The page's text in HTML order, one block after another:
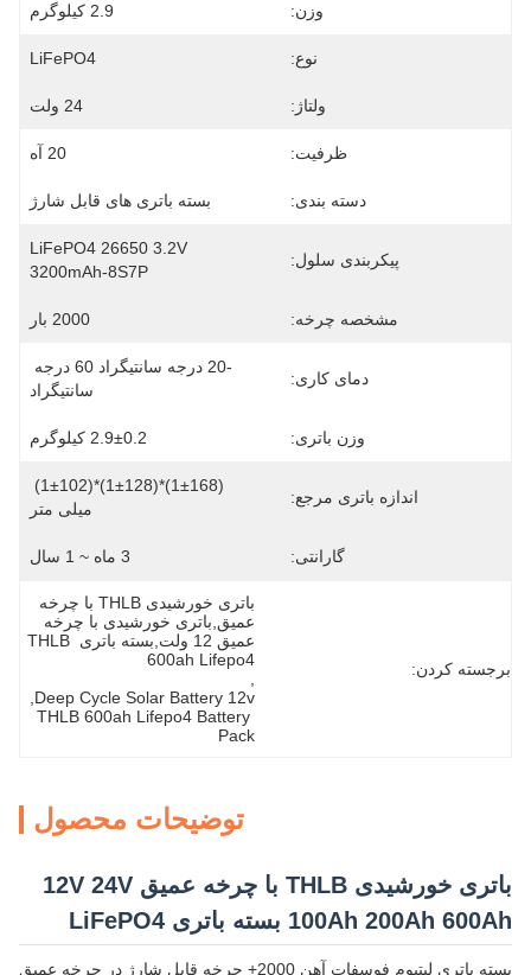
وزن: 2.9 کیلوگرم
نوع: LiFePO4
ولتاژ: 24 ولت
ظرفیت: 20 آه
دسته بندی: بسته باتری های قابل شارژ
پیکربندی سلول:
LiFePO4 26650 3.2V
3200mAh-8S7P
مشخصه چرخه: 2000 بار
دمای کاری:
سانتیگراد
وزن باتری: 2.9±0.2 کیلوگرم
اندازه باتری مرجع:
میلی متر
گارانتی: 3 ماه ~ 1 سال
برجسته کردن:
عمیق 12 ولت,بسته باتری THLB
600ah Lifepo4
Deep Cycle Solar Battery 12v
THLB 600ah Lifepo4 Battery
Pack
توضیحات محصول
باتری خورشیدی THLB با چرخه عمیق 12V 24V
100Ah 200Ah 600Ah بسته باتری LiFePO4
بسته باتری لیتیوم فوسفات آهن 2000+ چرخه قابل شارژ در چرخه عمیق